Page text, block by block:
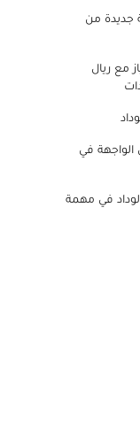
جديدة من
مع ريال
الواجهة في
في مهمة